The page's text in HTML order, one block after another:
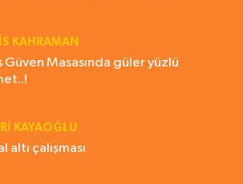
KAHRAMAN
Güven Masasında güler yüzlü
KAYAOĞLU
altı çalışması